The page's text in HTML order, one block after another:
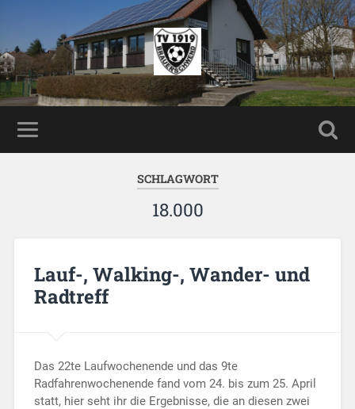
SCHLAGWORT
18.000
Lauf-, Walking-, Wander- und
Radtreff
Das 22te Laufwochenende und das 9te
Radfahrenwochenende fand vom 24. bis zum 25. April
statt, hier seht ihr die Ergebnisse, die an diesen zwei